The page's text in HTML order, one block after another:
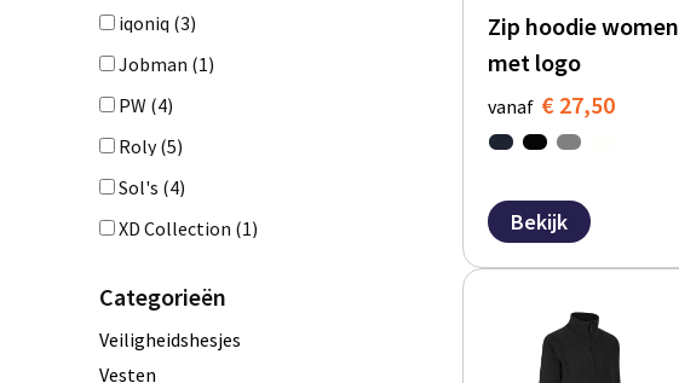
iqoniq (3)
Jobman (1)
PW (4)
Roly (5)
Sol's (4)
XD Collection (1)
Categorieën
Veiligheidshesjes
Vesten
Zip hoodie women
met logo
vanaf € 27,50
Bekijk